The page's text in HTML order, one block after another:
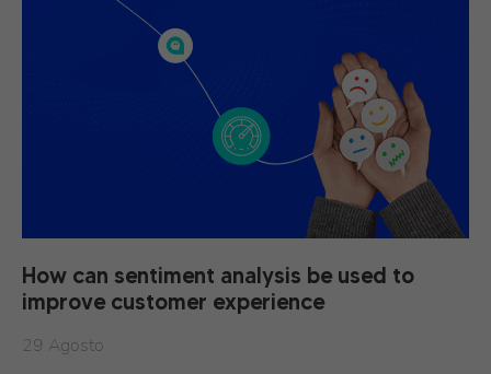
How can sentiment analysis be used to
improve customer experience
29 Agosto